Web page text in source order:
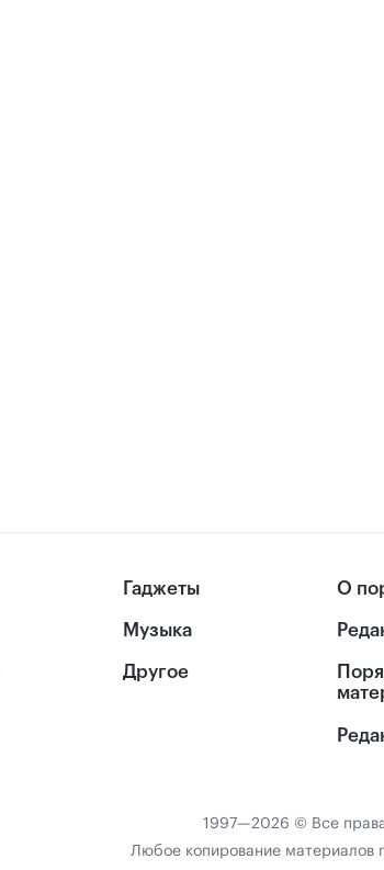
Гаджеты
Музыка
Другое
О
1997—2026 © Все
Любое копирование материалов